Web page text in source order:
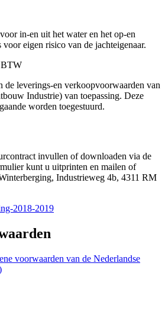
in-en uit het water en het op-en
eigen risico van de jachteigenaar.
BTW
de leverings-en verkoopvoorwaarden van
Industrie) van toepassing. Deze
worden toegestuurd.
invullen of downloaden via de
kunt u uitprinten en mailen of
Industrieweg 4b, 4311 RM
2018-2019
voorwaarden van de Nederlandse